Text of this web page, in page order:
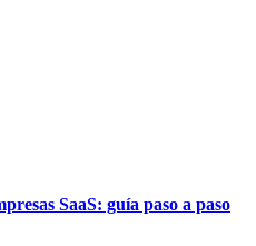
SaaS: guía paso a paso